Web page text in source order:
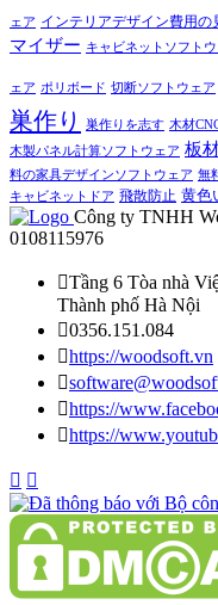
ェア インテリアデザイン費用の
マイザー キャビネットソフト
ェア ポリボード 切断ソフトウェア
巣作り 巣作りを志す 木材
木製パネル計算ソフトウェア 板
料の家具デザインソフトウェア 無
キャビネットドア 飛散防止 黄色
Công ty TNHH
0108115976
Tầng 6 Tòa nhà
Thành phố Hà Nội
0356.151.084
https://woodsoft.vn

https://
https://
 